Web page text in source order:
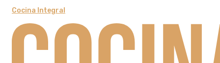
Cocina Integral